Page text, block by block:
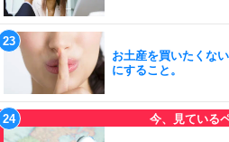
お土産を買いたくな
にすること。